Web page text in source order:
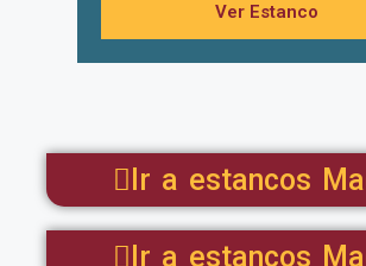
Ver Estanco
Ir a estancos
Ir a estancos